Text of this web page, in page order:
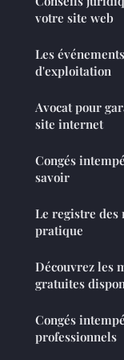
votre site web
Les
d'exploitation
Avocat pour
site internet
Congés
savoir
Le registre des
pratique
Découvrez les
gratuites
Congés
professionnels